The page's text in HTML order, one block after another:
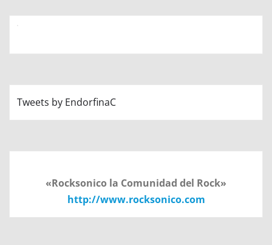
Tweets by EndorfinaC
«Rocksonico la Comunidad del Rock»
http://www.rocksonico.com